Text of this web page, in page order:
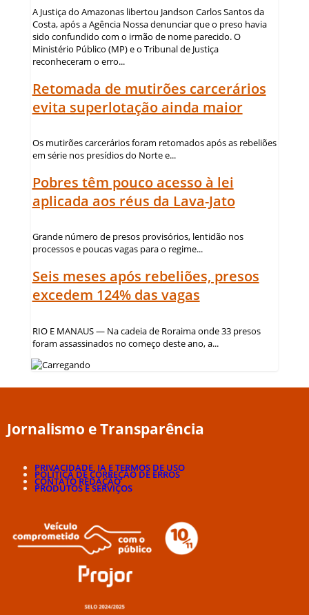
A Justiça do Amazonas libertou Jandson Carlos Santos da
Costa, após a Agência Nossa denunciar que o preso havia
sido confundido com o irmão de nome parecido. O
Ministério Público (MP) e o Tribunal de Justiça
reconheceram o erro...
Retomada de mutirões carcerários
evita superlotação ainda maior
Os mutirões carcerários foram retomados após as rebeliões
em série nos presídios do Norte e...
Pobres têm pouco acesso à lei
aplicada aos réus da Lava-Jato
Grande número de presos provisórios, lentidão nos
processos e poucas vagas para o regime...
Seis meses após rebeliões, presos
excedem 124% das vagas
RIO E MANAUS — Na cadeia de Roraima onde 33 presos
foram assassinados no começo deste ano, a...
Jornalismo e Transparência
PRIVACIDADE, IA E TERMOS DE USO
POLÍTICA DE CORREÇÃO DE ERROS
CONTATO REDAÇÃO
PRODUTOS E SERVIÇOS